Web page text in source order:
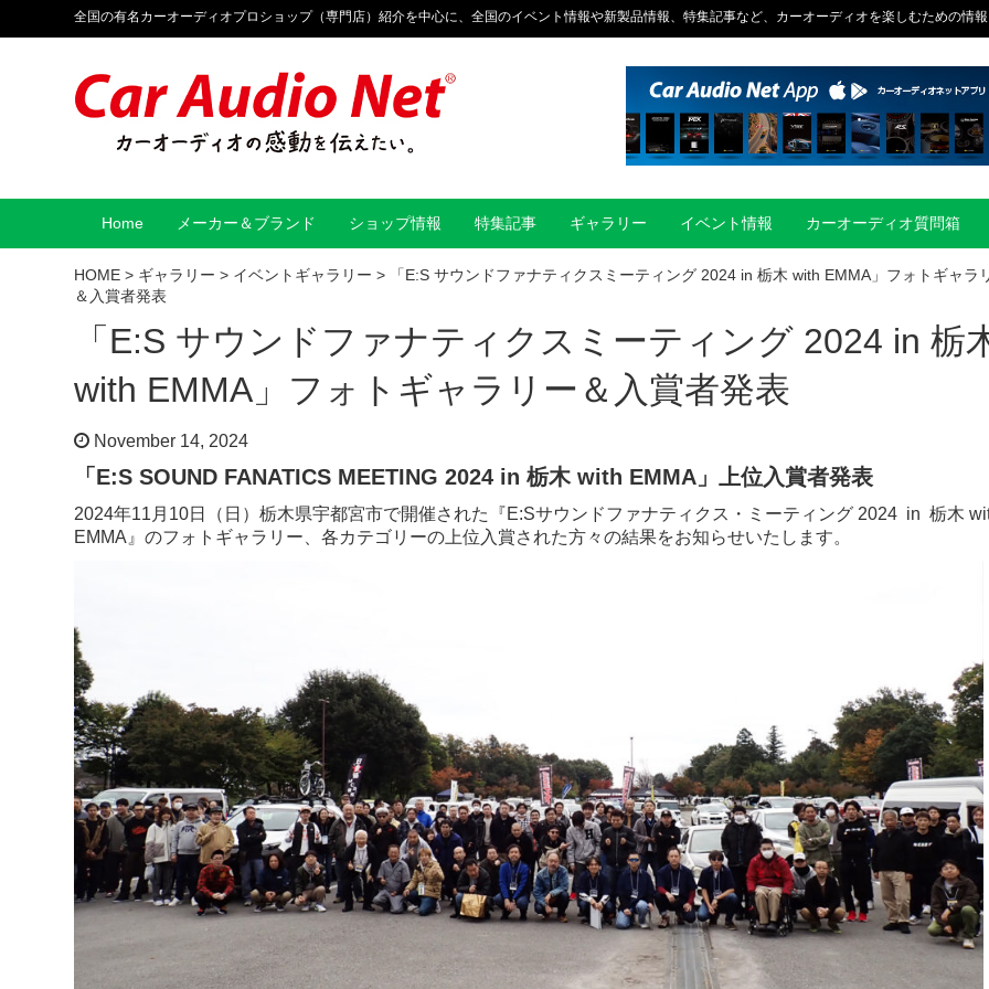
全国の有名カーオーディオプロショップ（専門店）紹介を中心に、全国のイベント情報や新製品情報、特集記事など、カーオーディオを楽しむための情
Home メーカー＆ブランド ショップ情報 特集記事 ギャラリー イベント情報 カーオーディオ質問箱
HOME > ギャラリー > イベントギャラリー >
「E:S サウンドファナティクスミーティング 2024 in 栃木 with EMMA」フォトギャラ
＆入賞者発表
「E:S サウンドファナティクスミーティング 2024 in 栃
with EMMA」フォトギャラリー＆入賞者発表
November 14, 2024
「E:S SOUND FANATICS MEETING 2024 in 栃木 with EMMA」上位入賞者発表
2024年11月10日（日）栃木県宇都宮市で開催された『E:Sサウンドファナティクス・ミーティング 2024 in 栃木
EMMA』のフォトギャラリー、各カテゴリーの上位入賞された方々の結果をお知らせいたします。